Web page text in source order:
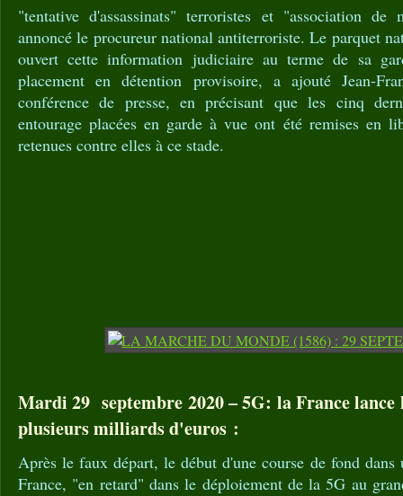
"tentative d'assassinats" terroristes et "association de
annoncé le procureur national antiterroriste. Le parquet
ouvert cette information judiciaire au terme de sa
placement en détention provisoire, a ajouté Jean-
conférence de presse, en précisant que les cinq
entourage placées en garde à vue ont été remises en
retenues contre elles à ce stade.
Mardi 29 septembre 2020 – 5G: la France lance
plusieurs milliards d'euros :
Après le faux départ, le début d'une course de fond
France, "en retard" dans le déploiement de la 5G au